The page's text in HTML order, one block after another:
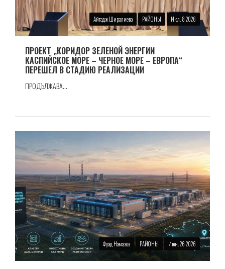
Айтадж Ширалиева РАЙОНЫ Июл. 8 2026
ПРОЕКТ „КОРИДОР ЗЕЛЕНОЙ ЭНЕРГИИ
КАСПИЙСКОЕ МОРЕ – ЧЕРНОЕ МОРЕ – ЕВРОПА“
ПЕРЕШЕЛ В СТАДИЮ РЕАЛИЗАЦИИ
ПРОДЪЛЖАВА...
Фуад Намазов РАЙОНЫ Июн. 26 2026